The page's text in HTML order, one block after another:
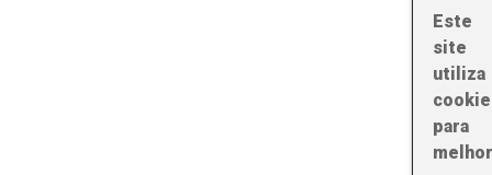
Este
site
utiliza
para